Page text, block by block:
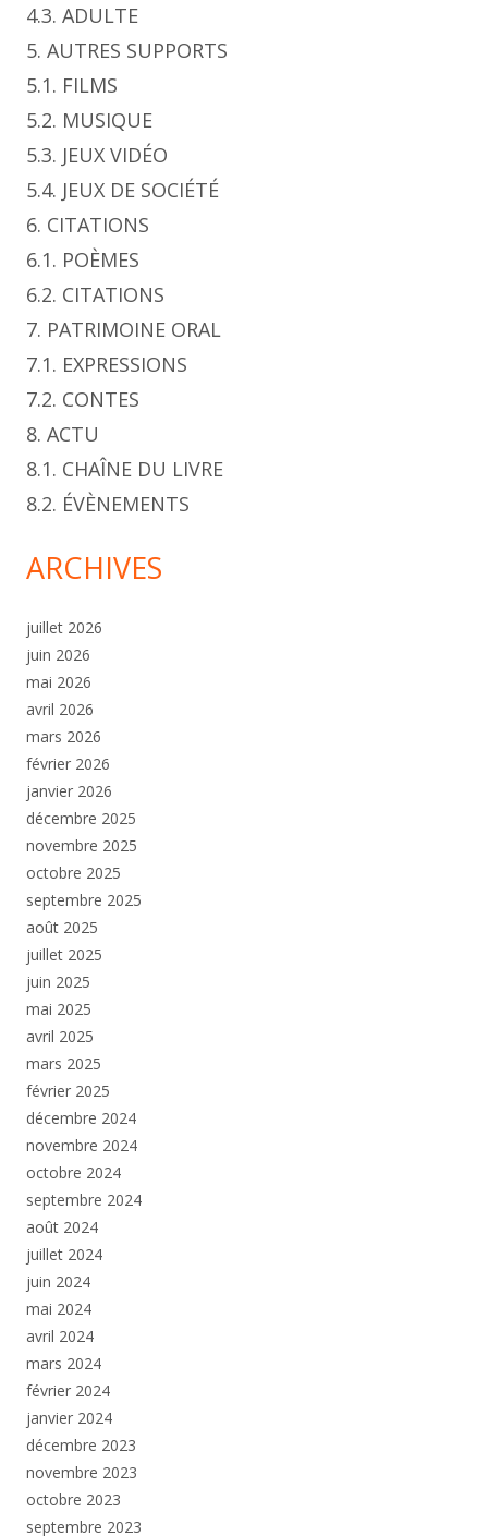
4.3. ADULTE
5. AUTRES SUPPORTS
5.1. FILMS
5.2. MUSIQUE
5.3. JEUX VIDÉO
5.4. JEUX DE SOCIÉTÉ
6. CITATIONS
6.1. POÈMES
6.2. CITATIONS
7. PATRIMOINE ORAL
7.1. EXPRESSIONS
7.2. CONTES
8. ACTU
8.1. CHAÎNE DU LIVRE
8.2. ÉVÈNEMENTS
ARCHIVES
juillet 2026
juin 2026
mai 2026
avril 2026
mars 2026
février 2026
janvier 2026
décembre 2025
novembre 2025
octobre 2025
septembre 2025
août 2025
juillet 2025
juin 2025
mai 2025
avril 2025
mars 2025
février 2025
décembre 2024
novembre 2024
octobre 2024
septembre 2024
août 2024
juillet 2024
juin 2024
mai 2024
avril 2024
mars 2024
février 2024
janvier 2024
décembre 2023
novembre 2023
octobre 2023
septembre 2023